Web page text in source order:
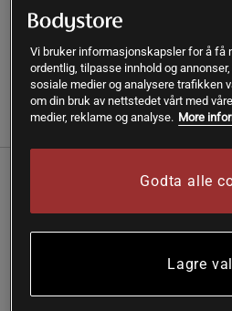
Organiser tilskuddene dine for
Revive Storage. Den passer
Smartshake Revive, men kan
Les mer
Informasjon Anmeldelser(1)
ReviveStorage –
Organiser dagens ulike
Noen ting skal ikke blandes ut
Vi bruker informasjonskapsler for å få
ordentlig, tilpasse innhold og
sosiale medier og analysere trafikken
om din bruk av nettstedet vårt med
medier, reklame og analyse. More
Godta alle
Lagre